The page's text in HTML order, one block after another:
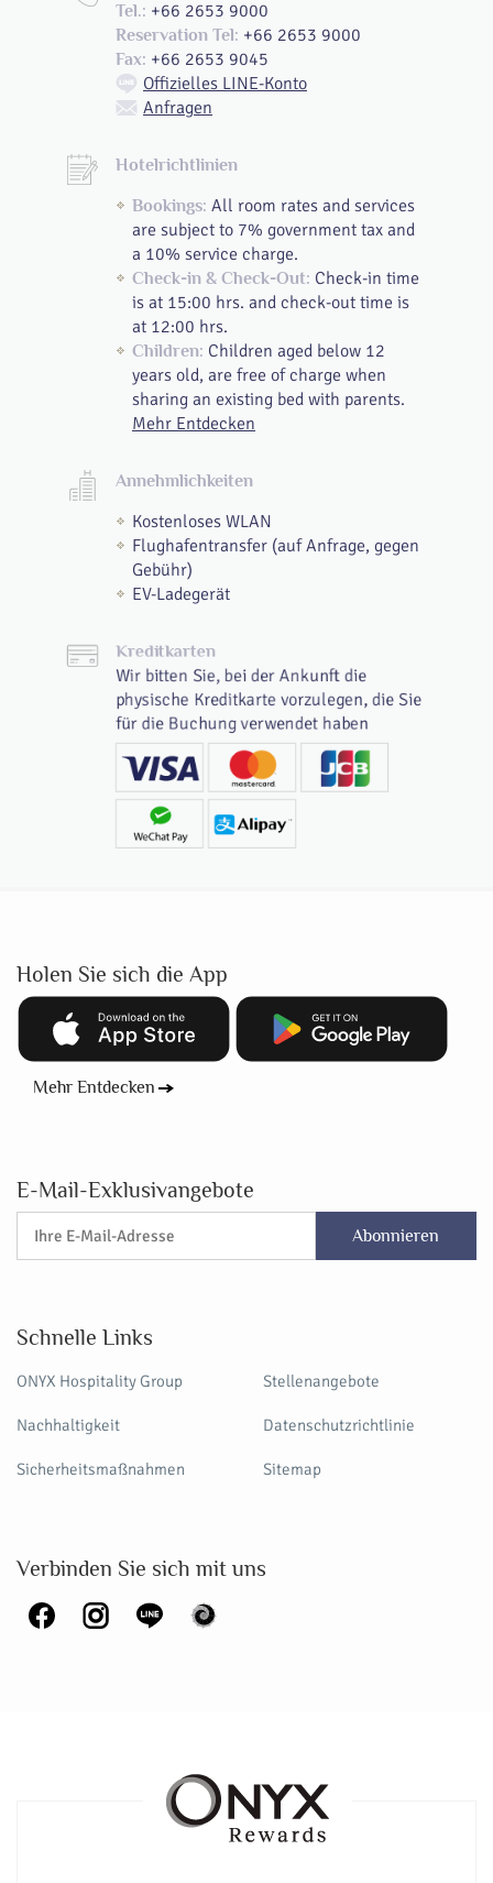
Tel.: +66 2653 9000
Reservation Tel: +66 2653 9000
Fax: +66 2653 9045
Offizielles LINE-Konto
Anfragen
Hotelrichtlinien
Bookings: All room rates and services
are subject to 7% government tax and
a 10% service charge.
Check-in & Check-Out: Check-in time
is at 15:00 hrs. and check-out time is
at 12:00 hrs.
Children: Children aged below 12
years old, are free of charge when
sharing an existing bed with parents.
Mehr Entdecken
Annehmlichkeiten
Kostenloses WLAN
Flughafentransfer (auf Anfrage, gegen
Gebühr)
EV-Ladegerät
Kreditkarten
Wir bitten Sie, bei der Ankunft die
physische Kreditkarte vorzulegen, die Sie
für die Buchung verwendet haben
Holen Sie sich die App
Mehr Entdecken
E-Mail-Exklusivangebote
Abonnieren
Schnelle Links
ONYX Hospitality Group
Nachhaltigkeit
Sicherheitsmaßnahmen
Stellenangebote
Datenschutzrichtlinie
Sitemap
Verbinden Sie sich mit uns